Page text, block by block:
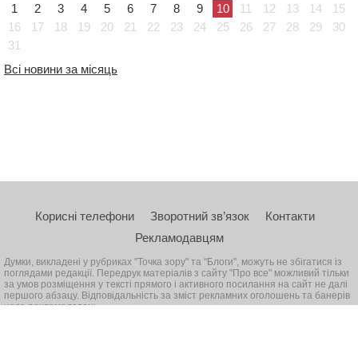
1
2 3 4 5 6 7 8 9 10 11 12 13 14
15
16
17 18 19 20 21 22 23 24 25 26 27 28 29
30
31
Всі новини за місяць
Корисні телефони Зворотний зв’язок
Контакти
Рекламодавцям
Думки, викладені у рубриках "Точка зору" та "Блоги", можуть не збігатися із
поглядами редакції. Передрук матеріалів з сайту "Про все" можливий тільки
за умов розміщення у тексті прямого і активного посилання на сайт не далі
першого абзацу. Відповідальність за зміст рекламних оголошень та банерів
несе рекламодавець